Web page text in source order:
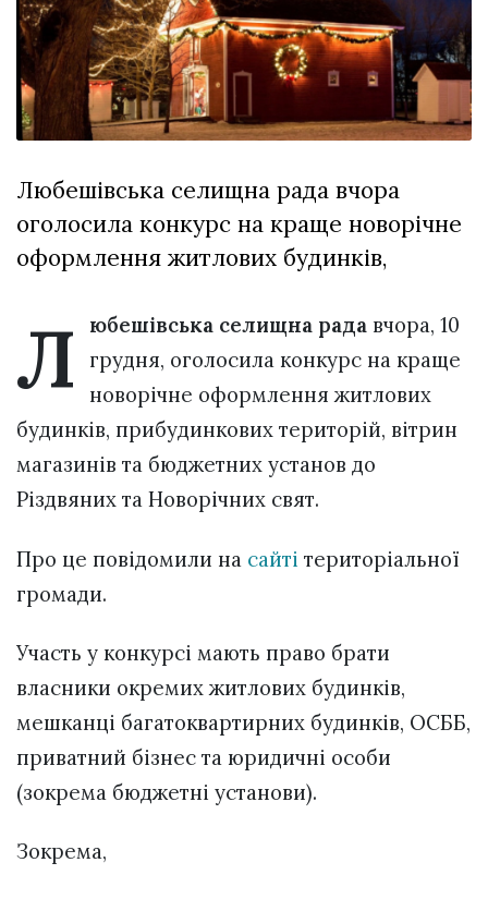
залишив у
Луцьку
три...
27 Липня 2026
698 переглядів
Всі розділи
Лайф
Афіша
ZONE 18+
Політика конфіденційності
Любешівська селищна рада вчора
оголосила конкурс на краще новорічне
оформлення житлових будинків,
Л юбешівська селищна рада вчора, 10
грудня, оголосила конкурс на краще
новорічне оформлення житлових
будинків, прибудинкових територій, вітрин
магазинів та бюджетних установ до
Різдвяних та Новорічних свят.
Про це повідомили на сайті територіальної
громади.
Участь у конкурсі мають право брати
власники окремих житлових будинків,
мешканці багатоквартирних будинків, ОСББ,
приватний бізнес та юридичні особи
(зокрема бюджетні установи).
Зокрема,